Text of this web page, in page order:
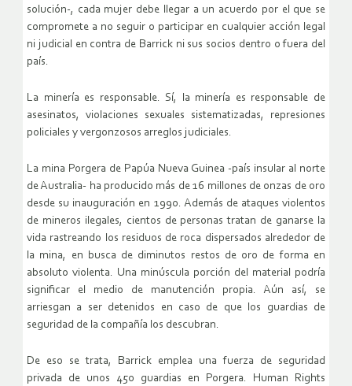
solución-, cada mujer debe llegar a un acuerdo por el que se
compromete a no seguir o participar en cualquier acción legal
ni judicial en contra de Barrick ni sus socios dentro o fuera del
país.
La minería es responsable. Sí, la minería es responsable de
asesinatos, violaciones sexuales sistematizadas, represiones
policiales y vergonzosos arreglos judiciales.
La mina Porgera de Papúa Nueva Guinea -país insular al norte
de Australia- ha producido más de 16 millones de onzas de oro
desde su inauguración en 1990. Además de ataques violentos
de mineros ilegales, cientos de personas tratan de ganarse la
vida rastreando los residuos de roca dispersados alrededor de
la mina, en busca de diminutos restos de oro de forma en
absoluto violenta. Una minúscula porción del material podría
significar el medio de manutención propia. Aún así, se
arriesgan a ser detenidos en caso de que los guardias de
seguridad de la compañía los descubran.
De eso se trata, Barrick emplea una fuerza de seguridad
privada de unos 450 guardias en Porgera. Human Rights